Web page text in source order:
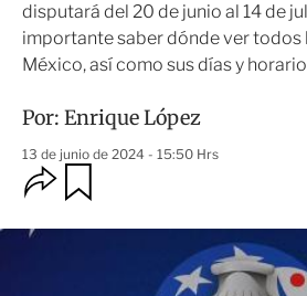
disputará del 20 de junio al 14 de
importante saber dónde ver todos
México, así como sus días y
Por: Enrique López
13 de junio de 2024 - 15:50 Hrs
O
p
i
r